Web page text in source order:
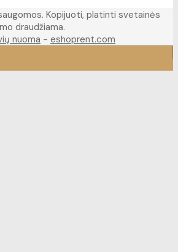
Kopijuoti, platinti svetainės
draudžiama.
nuoma - eshoprent.com